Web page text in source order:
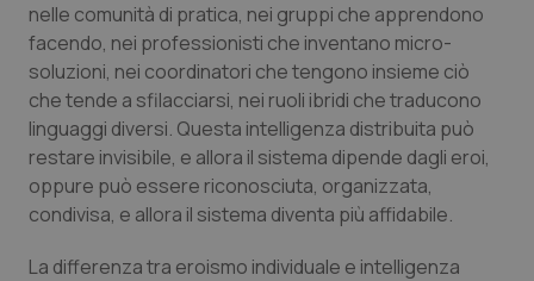
nelle comunità di pratica, nei gruppi che apprendono
facendo, nei professionisti che inventano micro-
soluzioni, nei coordinatori che tengono insieme ciò
che tende a sfilacciarsi, nei ruoli ibridi che traducono
linguaggi diversi. Questa intelligenza distribuita può
restare invisibile, e allora il sistema dipende dagli eroi,
oppure può essere riconosciuta, organizzata,
condivisa, e allora il sistema diventa più affidabile.
La differenza tra eroismo individuale e intelligenza